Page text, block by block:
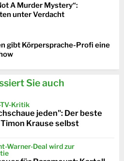
A Murder Mystery“:
unter Verdacht
gibt Körpersprache-Profi eine
Sie auch
TV-Kritik
jeden": Der beste
Krause selbst
Warner-Deal wird zur